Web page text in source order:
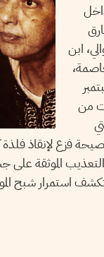
ابن
19 سبتمبر
من
فزع لإنقاذ
الموثقة على
استمرار شبح